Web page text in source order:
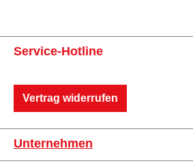
Service-Hotline
Vertrag widerrufen
Unternehmen